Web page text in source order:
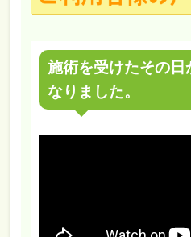
施術を受けたその日
なりました。